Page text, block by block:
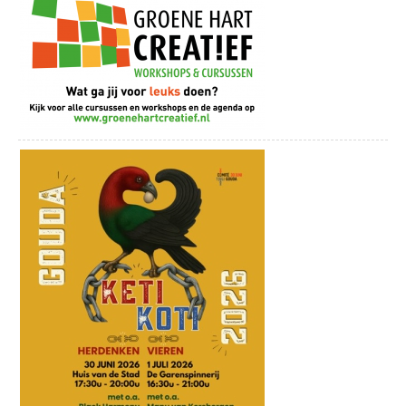
paviljoen Rederij de Vrijheid. Een Beleef
GOUDasfalt-dag is ook prima te
combineren met een wandeling en
ontdekkingstocht door het Veenweidepark,
het gebied direct achter de Gouderaksedijk
32.
TOURS
13-16u00 Stap met Green Cow Bike Tours
op de fiets en verken de prachtige
omgeving van Gouda! Tijdens deze tour
met gids fiets je langs de hoogtepunten
van de historische binnenstad. Wist je
bijvoorbeeld dat alle scheepvaart van
Rotterdam naar Amsterdam vroeger
dwars door Gouda ging? Bewonder onze
molens en fiets tussen de koeien door het
Hollandse landschap! Proef wat kaas bij
een kaasboerderij en geniet van het weidse
uitzicht over de Reeuwijkse Plassen! Iedere
donderdagmiddag – na de Goudse
en een bezoek aan het Touwmuseum in Oudewater. Hoe leuk is
Alle arrangementen zijn te ontdekken op beleefwoerden.com
VASTE PRIK:
Fietsroute trekvaarttocht
Stap op de fiets en maak een mooie tocht door het
stroomgebied van Lange Linschoten en Hollandsche IJssel. De
route kan op elk gewenste plek gestart worden en is 35
kilometer lang. Je zal er dus ongeveer 2 uur over doen. Vergeet
onderweg geen terrasje te pakken of een museum te bezoeken
zoals het Stadsmuseum van Woerden of De Heksenwaag in
Oudewater.
Buitenplaats De Blauwe Meije, nu 7 dagen per week genieten
Buitenplaats De Blauwe Meije nu 7 dagen per week open! De
kunstlocatie was altijd het creatieve middelpunt in de Meije met
beeldhouwen en exposities. Naast de diverse activiteiten en
exposities kun je ook altijd genieten van heerlijke taarten en